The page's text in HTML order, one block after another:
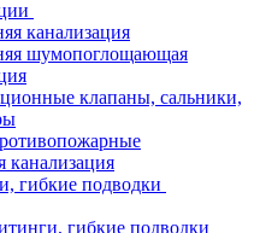
канализация
шумопоглощающая
клапаны, сальники,
канализация
гибкие подводки
гибкие подводки